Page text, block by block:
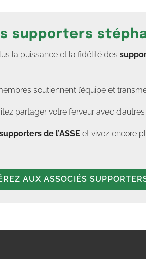
supporters
la puissance et la fidélité des
soutiennent l’équipe et
partager votre ferveur avec d’autres
de l’ASSE et vivez encore
AUX ASSOCIÉS